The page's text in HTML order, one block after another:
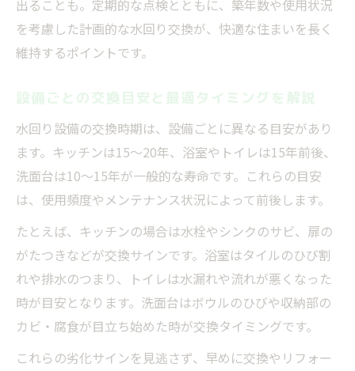
出ることも。定期的な点検とともに、築年数や使用状況
を考慮した計画的な水回り交換が、快適な住まいを長く
維持するポイントです。
設備ごとの交換目安と最適タイミングを解説
水回り設備の交換時期は、設備ごとに異なる目安があり
ます。キッチンは15～20年、浴室やトイレは15年前後、
洗面台は10～15年が一般的な寿命です。これらの目安
は、使用頻度やメンテナンス状況によって前後します。
たとえば、キッチンの場合は水栓やシンクのサビ、扉の
がたつきなどが交換サインです。浴室はタイルのひび割
れや排水のつまり、トイレは水漏れや流れが悪くなった
時が目安となります。洗面台はボウルのひびや収納部の
カビ・腐食が目立ち始めた時が交換タイミングです。
これらの劣化サインを見逃さず、早めに交換やリフォー